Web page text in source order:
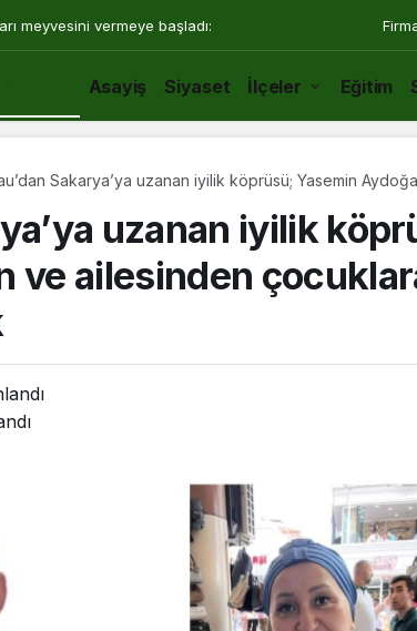
meyvesini vermeye başladı:
Asayiş Siyaset İlçeler Eğitim
Sakarya’ya uzanan iyilik köprüsü; Yasemin
uzanan iyilik
ve ailesinden